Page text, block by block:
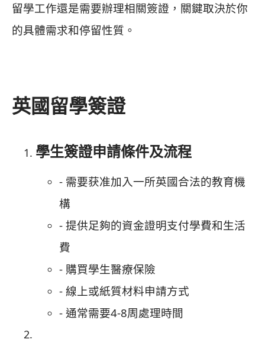
留學工作還是需要辦理相關簽證，關鍵取決於你
的具體需求和停留性質。
英國留學簽證
學生簽證申請條件及流程
- 需要获准加入一所英國合法的教育機
構
- 提供足夠的資金證明支付學費和生活
費
- 購買學生醫療保險
- 線上或紙質材料申請方式
- 通常需要4-8周處理時間